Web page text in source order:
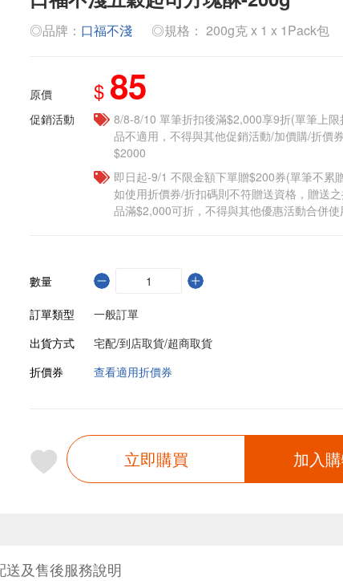
◎品牌： 口福不淺 ◎規格： 200g克 x 1 x 1Pack包
原價 $ 85
促銷活動
8/8-8/10 單筆折扣後滿$2,000享9折(單筆上
品不適用，不得與其他促銷活動/加價購/折價
$2000
即日起-9/1 不限金額下單贈$200券(單筆不累
如使用折價券/折扣碼則不符贈送資格，贈送
品滿$2,000可折，不得與其他優惠活動合併使
數量
訂單類型
一般訂單
出貨方式
宅配/到店取貨/超商取貨
折價券
查看適用折價券
立即購買 加入
送及售後服務說明